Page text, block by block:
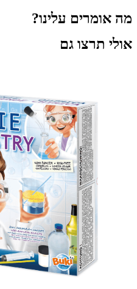
מה אומרים עלינו?
אולי תרצו גם